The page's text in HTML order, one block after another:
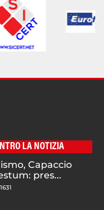
LA NOTIZIA
Capaccio
pres...
1631